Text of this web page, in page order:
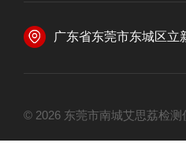
广东省东莞市东城区立
© 2026 东莞市南城艾思荔检